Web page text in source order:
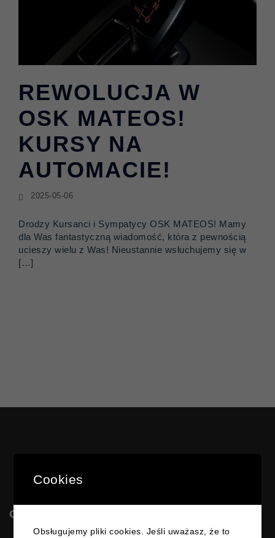
REWOLUCJA W
OSK MATEOS!
KURSY NA
AUTOMACIE!
2025-05-06
Drodzy Kursanci i Sympatycy OSK MATEOS! Mamy
dla Was fantastyczną wiadomość, która z pewnością
ucieszy wielu z Was! Nieustannie wsłuchujemy się w
[…]
OSK MATEOS
Cookies
Obsługujemy pliki cookies. Jeśli uważasz, że to